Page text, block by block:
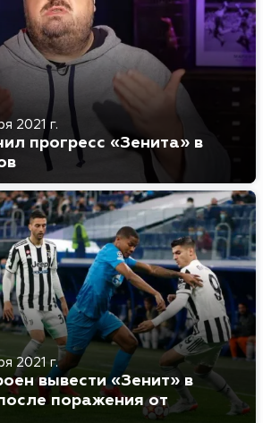
2021 г.
прогресс «Зенита» в
2021 г.
вывести «Зенит» в
поражения от